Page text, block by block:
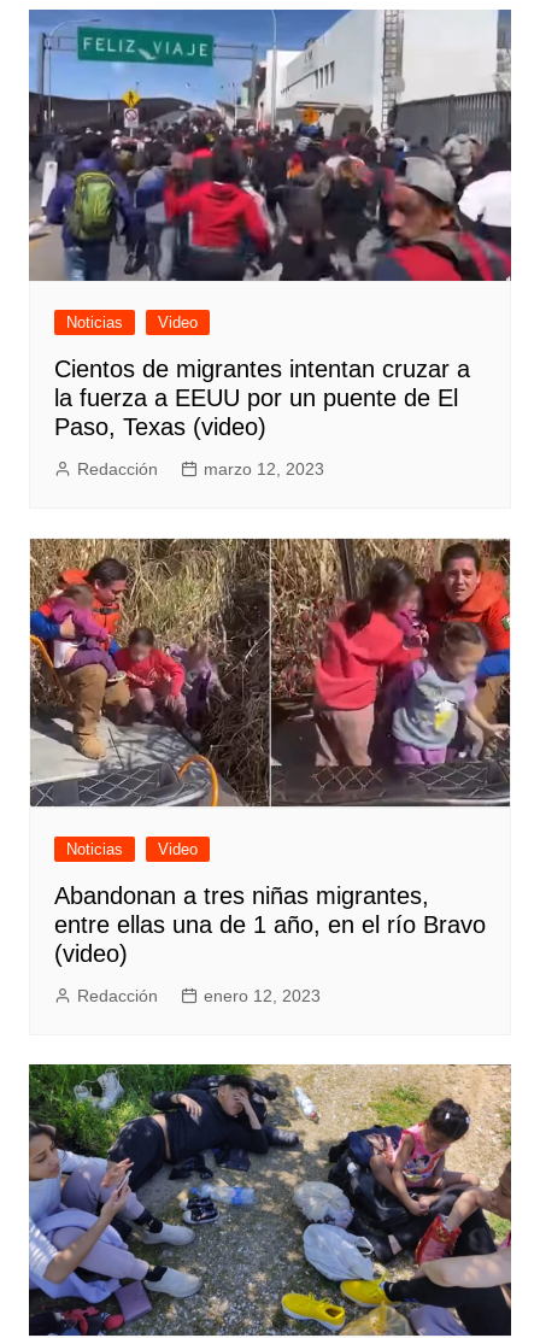
Noticias Video
Cientos de migrantes intentan cruzar a
la fuerza a EEUU por un puente de El
Paso, Texas (video)
Redacción marzo 12, 2023
Noticias Video
Abandonan a tres niñas migrantes,
entre ellas una de 1 año, en el río Bravo
(video)
Redacción enero 12, 2023